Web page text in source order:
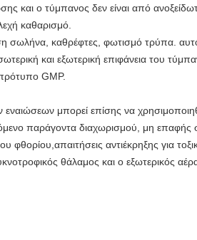
και ο τύμπανος δεν είναι από
καθαρισμό.
σωλήνα, καθρέφτες, φωτισμό τρύπα.
και εξωτερική επιφάνεια του
GMP.
μπορεί επίσης να
παράγοντα διαχωρισμού, μη
αντιέκρηξης για
θάλαμος και ο εξωτερικός